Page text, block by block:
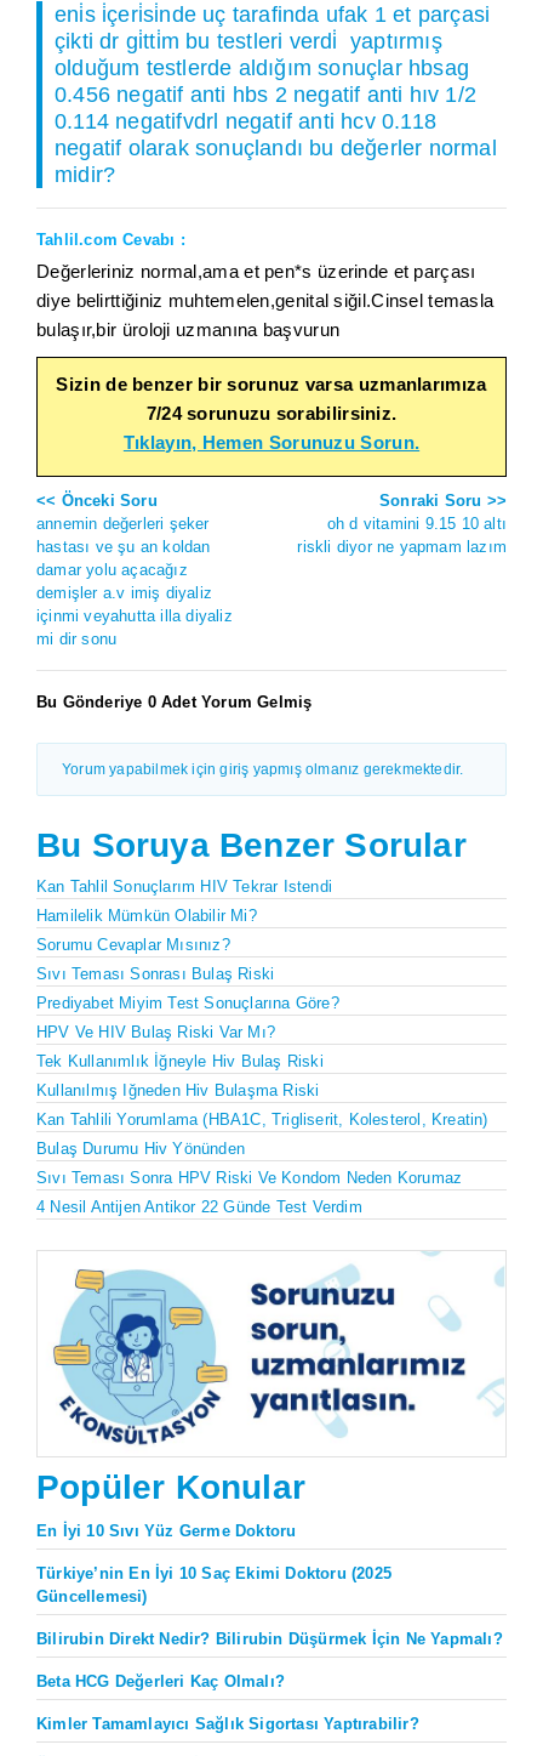
eni̇s i̇çeri̇si̇nde uç tarafinda ufak 1 et parçasi
çikti dr gi̇tti̇m bu testleri verdi̇ yaptırmış
olduğum testlerde aldığım sonuçlar hbsag
0.456 negatif anti hbs 2 negatif anti hıv 1/2
0.114 negatifvdrl negatif anti hcv 0.118
negatif olarak sonuçlandı bu değerler normal
midir?
Tahlil.com Cevabı :
Değerleriniz normal,ama et pen*s üzerinde et parçası
diye belirttiğiniz muhtemelen,genital siğil.Cinsel temasla
bulaşır,bir üroloji uzmanına başvurun
Sizin de benzer bir sorunuz varsa uzmanlarımıza
7/24 sorunuzu sorabilirsiniz.
Tıklayın, Hemen Sorunuzu Sorun.
<< Önceki Soru
annemin değerleri şeker
hastası ve şu an koldan
damar yolu açacağız
demişler a.v imiş diyaliz
içinmi veyahutta illa diyaliz
mi dir sonu
Sonraki Soru >>
oh d vitamini 9.15 10 altı
riskli diyor ne yapmam lazım
Bu Gönderiye 0 Adet Yorum Gelmiş
Yorum yapabilmek için giriş yapmış olmanız gerekmektedir.
Bu Soruya Benzer Sorular
Kan Tahlil Sonuçlarım HIV Tekrar Istendi
Hamilelik Mümkün Olabilir Mi?
Sorumu Cevaplar Mısınız?
Sıvı Teması Sonrası Bulaş Riski
Prediyabet Miyim Test Sonuçlarına Göre?
HPV Ve HIV Bulaş Riski Var Mı?
Tek Kullanımlık İğneyle Hiv Bulaş Riski
Kullanılmış Iğneden Hiv Bulaşma Riski
Kan Tahlili Yorumlama (HBA1C, Trigliserit, Kolesterol, Kreatin)
Bulaş Durumu Hiv Yönünden
Sıvı Teması Sonra HPV Riski Ve Kondom Neden Korumaz
4 Nesil Antijen Antikor 22 Günde Test Verdim
Popüler Konular
En İyi 10 Sıvı Yüz Germe Doktoru
Türkiye’nin En İyi 10 Saç Ekimi Doktoru (2025
Güncellemesi)
Bilirubin Direkt Nedir? Bilirubin Düşürmek İçin Ne Yapmalı?
Beta HCG Değerleri Kaç Olmalı?
Kimler Tamamlayıcı Sağlık Sigortası Yaptırabilir?